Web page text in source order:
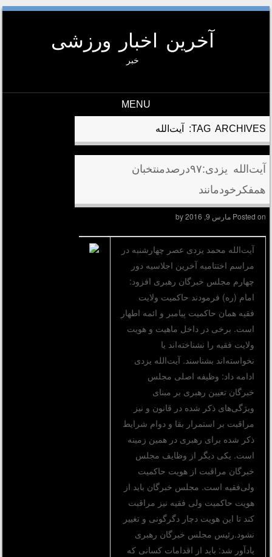
آخرین اخبار ورزشی
خبر
MENU
Skip to
TAG ARCHIVES: آیت‌الله
آیت‌الله یزدی:۹۷درصدمنتخبان
همفکرخودمانند
Posted onمارس 9, 2016 by
آیت‌الله محمد یزدی عصر چهارشنبه در
مراسم اختتامیه آخرین اجلاسیه دور
چهارم مجلس خبرگان رهبری افزود:
امام (ره) فرمودند حاکمیت ولایت
فقیه‌‌ همان حاکمیت پیامبر و ائمه اطهار
است. برخی در داخل ماهیت و هویت
ولایت فقیه را نشناخته‌اند یا
نخواسته‌اند بشناسند. آیت‌الله یزدی
ادامه داد: وظیفه اصلی مجلس
خبرگان تعیین رهبری بر مبنای
ویژگی‌های ذکر شده در قانون و نیز
مراقبت بر استمرار بقا و دوام شرایط
ذکر شده برای رهبری در همین زمینه
است. یکی دیگر از وظایف مجلس
خبرگان مراقبت از هویت حاکمیت
ولی‌فقیه است. مجلس خبرگان باید از
هویت حاکمیت ولی فقیه نیز مراقبت
کند تا این هویت دچار دگرگونی و تغییر
نشود.رئیس مجلس خبرگان رهبری
یادآور شد: باید از اقدامات کسانی که